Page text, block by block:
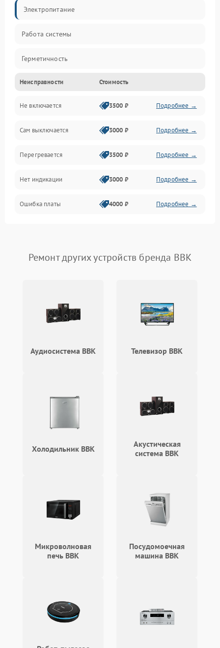
Электропитание
Работа системы
Герметичность
Механика
Неисправности Стоимость
Не включается 3500 ₽ Подробнее →
Сам выключается 3000 ₽ Подробнее →
Перегревается 3500 ₽ Подробнее →
Нет индикации 3000 ₽ Подробнее →
Ошибка платы 4000 ₽ Подробнее →
Ремонт других устройств бренда BBK
Аудиосистема BBK Телевизор BBK
Холодильник BBK
Акустическая
система BBK
Микроволновая
печь BBK
Посудомоечная
машина BBK